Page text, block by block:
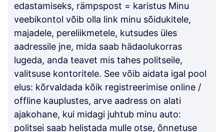
edastamiseks, rämpspost = karistus Minu
veebikontol võib olla link minu sõidukitele,
majadele, pereliikmetele, kutsudes üles
aadressile jne, mida saab hädaolukorras
lugeda, anda teavet mis tahes politseile,
valitsuse kontoritele. See võib aidata igal pool
elus: kõrvaldada kõik registreerimise online /
offline kauplustes, arve aadress on alati
ajakohane, kui midagi juhtub minu auto:
politsei saab helistada mulle otse, õnnetuse